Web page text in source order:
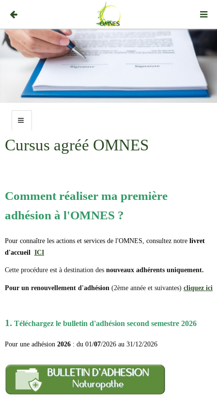
Cursus agréé OMNES
Comment réaliser ma première
adhésion à l'OMNES ?
Pour connaître les actions et services de l'OMNES, consultez notre livret
d'accueil ICI
Cette procédure est à destination des nouveaux adhérents uniquement.
Pour un renouvellement d'adhésion (2ème année et suivantes) cliquez ici
1. Téléchargez le bulletin d'adhésion second semestre 2026
Pour une adhésion 2026 : du 01/07/2026 au 31/12/2026